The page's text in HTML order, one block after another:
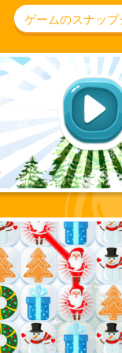
ゲームのスナップ